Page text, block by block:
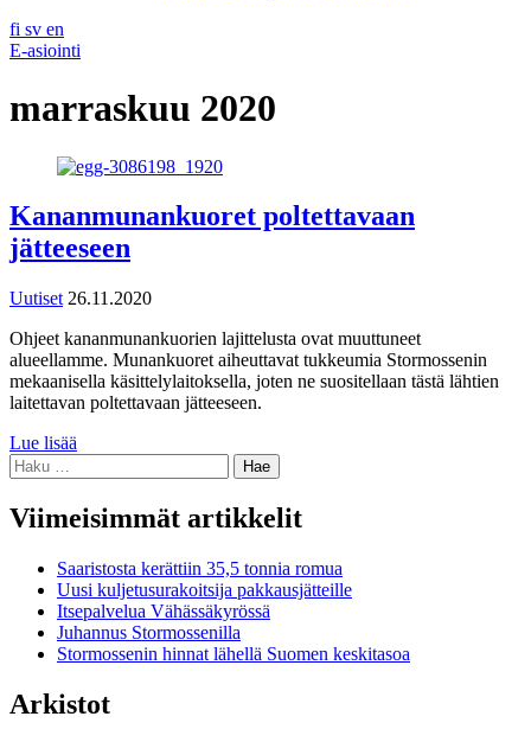
fi sv en
E-asiointi
marraskuu 2020
Kananmunankuoret poltettavaan
jätteeseen
Uutiset 26.11.2020
Ohjeet kananmunankuorien lajittelusta ovat muuttuneet
alueellamme. Munankuoret aiheuttavat tukkeumia Stormossenin
mekaanisella käsittelylaitoksella, joten ne suositellaan tästä lähtien
laitettavan poltettavaan jätteeseen.
Lue lisää
Haku:
Viimeisimmät artikkelit
Saaristosta kerättiin 35,5 tonnia romua
Uusi kuljetusurakoitsija pakkausjätteille
Itsepalvelua Vähässäkyrössä
Juhannus Stormossenilla
Stormossenin hinnat lähellä Suomen keskitasoa
Arkistot